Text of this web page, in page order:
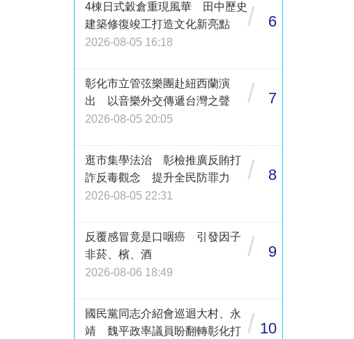
4棟日式穀倉重現風華 田中歷史
建築修復竣工打造文化新亮點
2026-08-05 16:18
/ 6
彰化市立管弦樂團赴紐西蘭演
出 以音樂外交傳遞台灣之聲
2026-08-05 20:05
/ 7
逛市集學法治 彰檢推廣反賄打
詐反毒觀念 提升全民防罪力
2026-08-05 22:31
/ 8
反覆感冒竟是口咽癌 引發因子
非菸、檳、酒
2026-08-06 18:49
/ 9
國民黨同志介紹會巡迴大村、永
靖 魏平政率議員盼翻轉彰化打 / 10